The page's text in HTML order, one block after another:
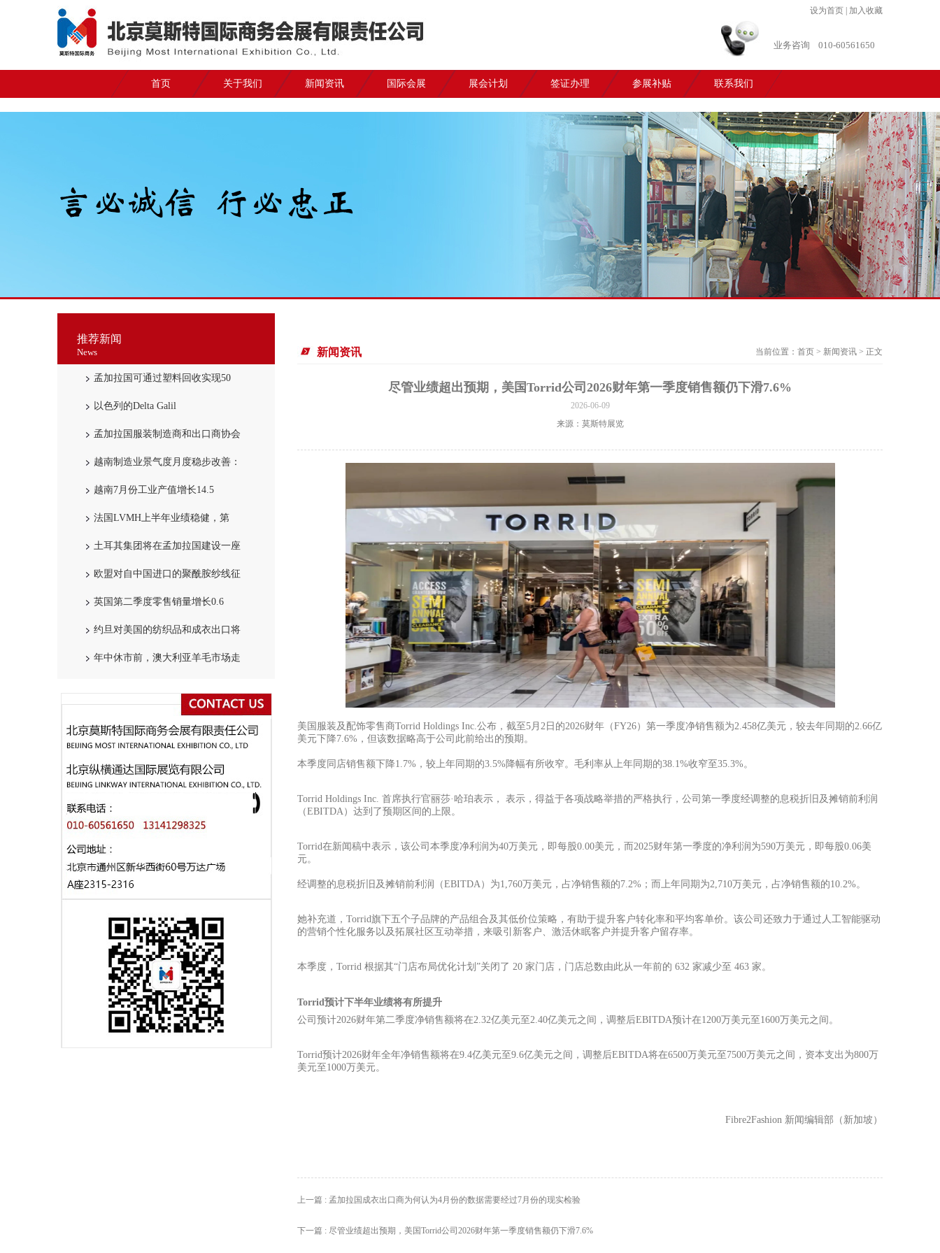
设为首页 加入收藏
业务咨询 010-60561650
首页 关于我们 新闻资讯 国际会展 展会计划 签证办理 参展补贴 联系我们
推荐新闻
News
孟加拉国可通过塑料回收实现50
以色列的Delta Galil
孟加拉国服装制造商和出口商协会
越南制造业景气度月度稳步改善：
越南7月份工业产值增长14.5
法国LVMH上半年业绩稳健，第
土耳其集团将在孟加拉国建设一座
欧盟对自中国进口的聚酰胺纱线征
英国第二季度零售销量增长0.6
约旦对美国的纺织品和成衣出口将
年中休市前，澳大利亚羊毛市场走
当前位置：首页 > 新闻资讯 > 正文
新闻资讯
尽管业绩超出预期，美国Torrid公司2026财年第一季度销售额仍下滑7.6%
2026-06-09
来源：莫斯特展览
美国服装及配饰零售商Torrid Holdings Inc.公布，截至5月2日的2026财年（FY26）第一季度净销售额为2.458亿美元，较去年同期的2.66亿
美元下降7.6%，但该数据略高于公司此前给出的预期。
本季度同店销售额下降1.7%，较上年同期的3.5%降幅有所收窄。毛利率从上年同期的38.1%收窄至35.3%。
Torrid Holdings Inc. 首席执行官丽莎·哈珀表示，
表示，得益于各项战略举措的严格执行，公司第一季度经调整的息税折旧及摊销前利润
（EBITDA）达到了预期区间的上限。
Torrid在新闻稿中表示，该公司本季度净利润为40万美元，即每股0.00美元，而2025财年第一季度的净利润为590万美元，即每股0.06美
元。
经调整的息税折旧及摊销前利润（EBITDA）为1,760万美元，占净销售额的7.2%；而上年同期为2,710万美元，占净销售额的10.2%。
她补充道， Torrid旗下五个子品牌的产品组合及其低价位策略，有助于提升客户转化率和平均客单价。该公司还致力于通过人工智能驱动
的营销个性化服务以及拓展社区互动举措，来吸引新客户、激活休眠客户并提升客户留存率。
本季度， Torrid 根据其“门店布局优化计划”关闭了 20 家门店，门店总数由此从一年前的 632 家减少至 463 家。
Torrid预计下半年业绩将有所提升
公司预计2026财年第二季度净销售额将在2.32亿美元至2.40亿美元之间，调整后EBITDA预计在1200万美元至1600万美元之间。
Torrid预计2026财年全年净销售额将在9.4亿美元至9.6亿美元之间，调整后EBITDA将在6500万美元至7500万美元之间，资本支出为800万
美元至1000万美元。
Fibre2Fashion 新闻编辑部（新加坡）
上一篇 : 孟加拉国成衣出口商为何认为4月份的数据需要经过7月份的现实检验
下一篇 : 尽管业绩超出预期，美国Torrid公司2026财年第一季度销售额仍下滑7.6%